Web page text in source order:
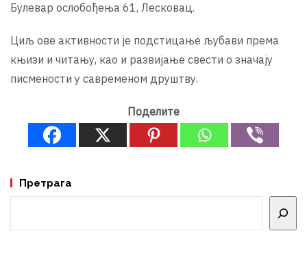
Булевар ослобођења 61, Лесковац.
Циљ ове активности је подстицање љубави према
књизи и читању, као и развијање свести о значају
писмености у савременом друштву.
Поделите
Претрага